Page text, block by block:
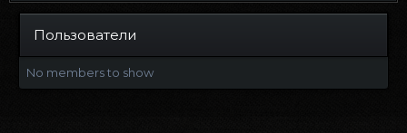
Пользователи
No members to show